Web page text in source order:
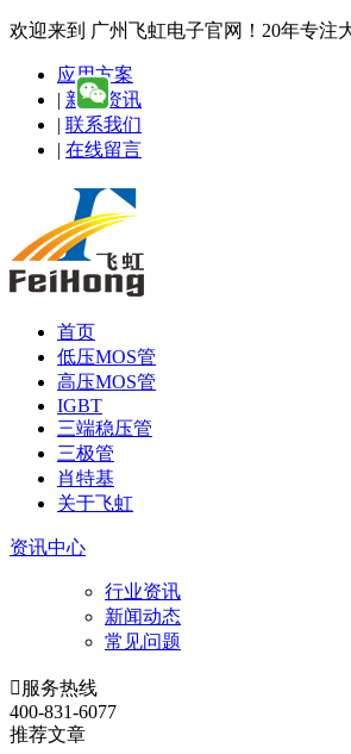
欢迎来到 广州飞虹电子官网！20年专注
应用方案
| 新闻资讯
| 联系我们
| 在线留言
首页
低压MOS管
高压MOS管
IGBT
三端稳压管
三极管
肖特基
关于飞虹
资讯中心
行业资讯
新闻动态
常见问题
 服务热线
400-831-6077
推荐文章